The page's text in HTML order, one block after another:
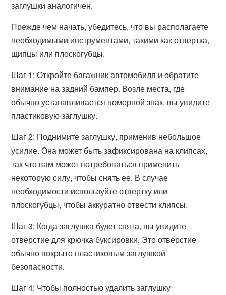
заглушки аналогичен.
Прежде чем начать, убедитесь, что вы располагаете
необходимыми инструментами, такими как отвертка,
щипцы или плоскогубцы.
Шаг 1: Откройте багажник автомобиля и обратите
внимание на задний бампер. Возле места, где
обычно устанавливается номерной знак, вы увидите
пластиковую заглушку.
Шаг 2: Поднимите заглушку, применив небольшое
усилие. Она может быть зафиксирована на клипсах,
так что вам может потребоваться применить
некоторую силу, чтобы снять ее. В случае
необходимости используйте отвертку или
плоскогубцы, чтобы аккуратно отвести клипсы.
Шаг 3: Когда заглушка будет снята, вы увидите
отверстие для крючка буксировки. Это отверстие
обычно покрыто пластиковым заглушкой
безопасности.
Шаг 4: Чтобы полностью удалить заглушку